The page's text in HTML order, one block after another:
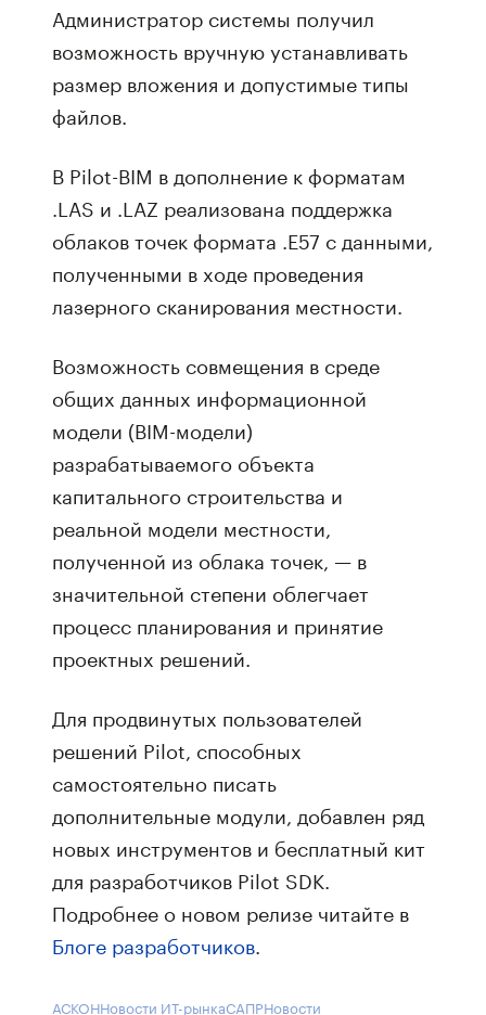
Администратор системы получил
возможность вручную устанавливать
размер вложения и допустимые типы
файлов.
В Pilot-BIM в дополнение к форматам
.LAS и .LAZ реализована поддержка
облаков точек формата .E57 с данными,
полученными в ходе проведения
лазерного сканирования местности.
Возможность совмещения в среде
общих данных информационной
модели (BIM-модели)
разрабатываемого объекта
капитального строительства и
реальной модели местности,
полученной из облака точек, — в
значительной степени облегчает
процесс планирования и принятие
проектных решений.
Для продвинутых пользователей
решений Pilot, способных
самостоятельно писать
дополнительные модули, добавлен ряд
новых инструментов и бесплатный кит
для разработчиков Pilot SDK.
Подробнее о новом релизе читайте в
Блоге разработчиков
АСКОННовости ИТ-рынкаСАПРНовости